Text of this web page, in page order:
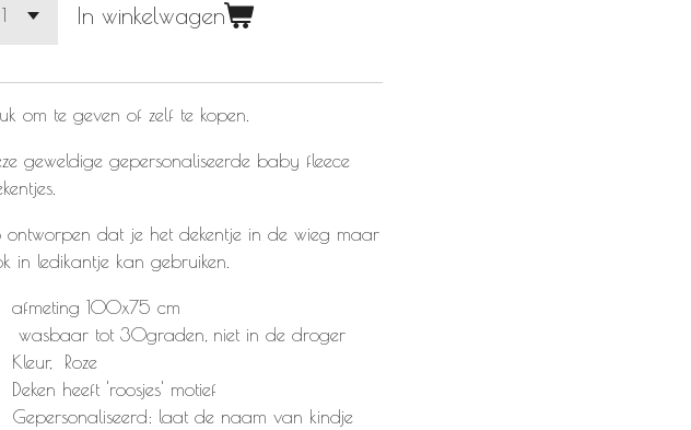
In winkelwagen
om te geven of zelf te kopen.
geweldige gepersonaliseerde baby fleece
ontworpen dat je het dekentje in de wieg maar
in ledikantje kan gebruiken.
afmeting 100x75 cm
wasbaar tot 30graden, niet in de droger
Kleur, Roze
Deken heeft 'roosjes' motief
Gepersonaliseerd: laat de naam van kindje